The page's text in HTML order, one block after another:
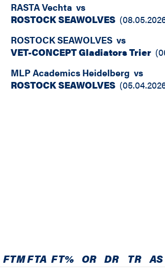
RASTA Vechta vs
ROSTOCK SEAWOLVES (
ROSTOCK SEAWOLVES vs
VET-CONCEPT Gladiators Trier (
MLP Academics Heidelberg vs
ROSTOCK SEAWOLVES (
FTMFTA FT% OR DR TR AS